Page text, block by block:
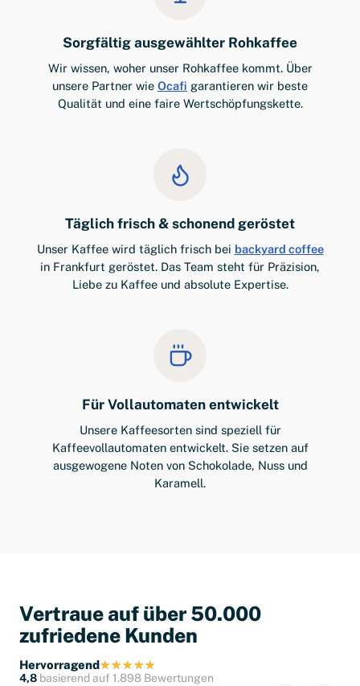
Sorgfältig ausgewählter Rohkaffee
Wir wissen, woher unser Rohkaffee kommt. Über
unsere Partner wie Ocafi garantieren wir beste
Qualität und eine faire Wertschöpfungskette.
Täglich frisch & schonend geröstet
Unser Kaffee wird täglich frisch bei backyard coffee
in Frankfurt geröstet. Das Team steht für Präzision,
Liebe zu Kaffee und absolute Expertise.
Für Vollautomaten entwickelt
Unsere Kaffeesorten sind speziell für
Kaffeevollautomaten entwickelt. Sie setzen auf
ausgewogene Noten von Schokolade, Nuss und
Karamell.
Vertraue auf über 50.000
zufriedene Kunden
Hervorragend
4,8 basierend auf 1.898 Bewertungen